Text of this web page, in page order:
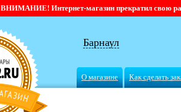
ВНИМАНИЕ! Интернет-магазин прекратил свою
Барнаул
О магазине Как сделать